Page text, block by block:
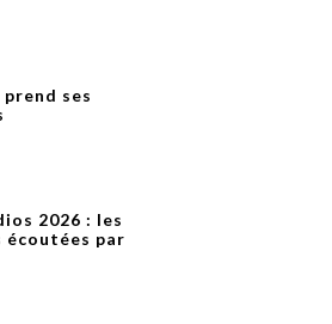
ses
2026 : les
par